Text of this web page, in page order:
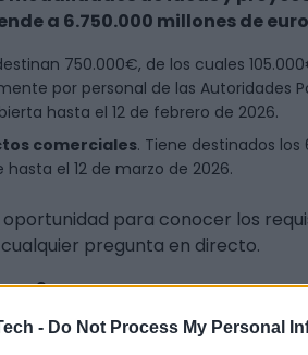
- Do Not Process My Personal
a 6.750.000 millones de
750.000€, de los cuales
por personal de las Autoridades
hasta el 12 de febrero de 2026.
comerciales. Tiene destinados
el 12 de marzo de 2026.
oportunidad para conocer los
pregunta en directo.
con soluciones tecnológicas
tecnológicos interesados en